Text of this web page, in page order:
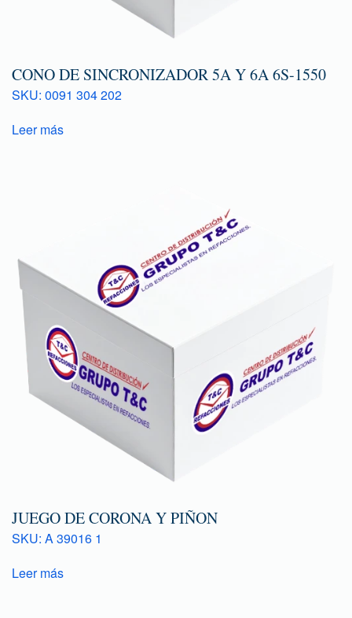
CONO DE SINCRONIZADOR 5A Y 6A 6S-1550
SKU: 0091 304 202
Leer más
JUEGO DE CORONA Y PIÑON
SKU: A 39016 1
Leer más